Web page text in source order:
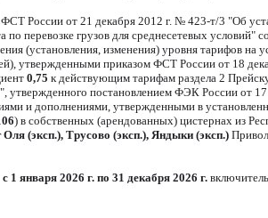
ФСТ России от 21 декабря 2012 г. № 423-т/3 "Об
по перевозке грузов для среднесетевых
(установления, изменения) уровня тарифов на
утвержденными приказом ФСТ России от 18
0,75 к действующим тарифам раздела 2
утвержденного постановлением ФЭК России от
и дополнениями, утвержденными в
) в собственных (арендованных) цистернах из
(эксп.), Трусово (эксп.), Яндыки (эксп.)
с 1 января 2026 г. по 31 декабря 2026 г.